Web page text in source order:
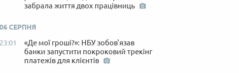
забрала життя двох працівниць
06 СЕРПНЯ
23:01
«Де мої гроші?»: НБУ зобов'язав
банки запустити покроковий трекінг
платежів для клієнтів